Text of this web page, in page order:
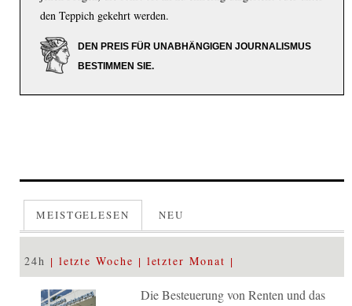
den Teppich gekehrt werden.
DEN PREIS FÜR UNABHÄNGIGEN JOURNALISMUS
BESTIMMEN SIE.
MEISTGELESEN NEU
24h letzte Woche letzter Monat
Die Besteuerung von Renten und das